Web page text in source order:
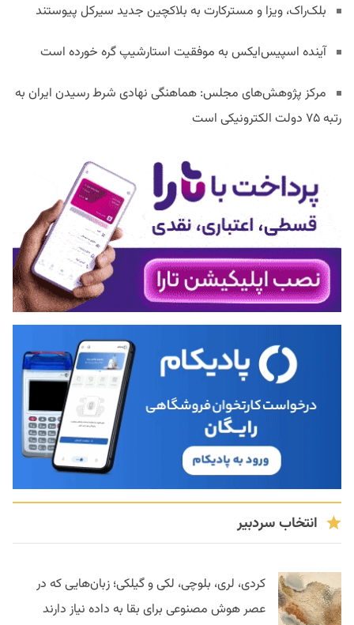
بلک‌راک، ویزا و مسترکارت به بلاکچین جدید سیرکل پیوستند
آینده اسپیس‌ایکس به موفقیت استارشیپ گره خورده است
مرکز پژوهش‌های مجلس: هماهنگی نهادی شرط رسیدن ایران به
رتبه ۷۵ دولت الکترونیکی است
انتخاب سردبیر
کردی، لری، بلوچی، لکی و گیلکی؛ زبان‌هایی که در
عصر هوش مصنوعی برای بقا به داده نیاز دارند